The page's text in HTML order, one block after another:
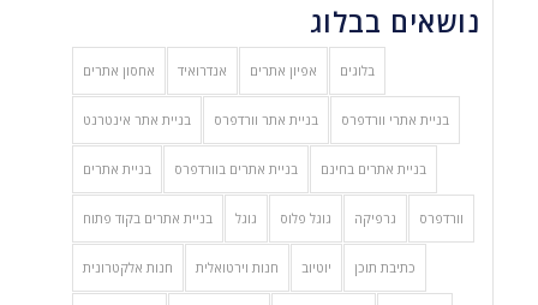
נושאים בבלוג
אחסון אתרים אנדרואיד אפיון אתרים בלוגים
בניית אתר אינטרנט בניית אתר וורדפרס בניית אתרי וורדפרס
בניית אתרים בניית אתרים בוורדפרס בניית אתרים בחינם
בניית אתרים בקוד פתוח גוגל גוגל פלוס גרפיקה וורדפרס
חנות אלקטרונית חנות וירטואלית יוטיוב כתיבת תוכן